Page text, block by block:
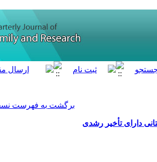
برگشت به فهرست
دارای تأخیر رشدی